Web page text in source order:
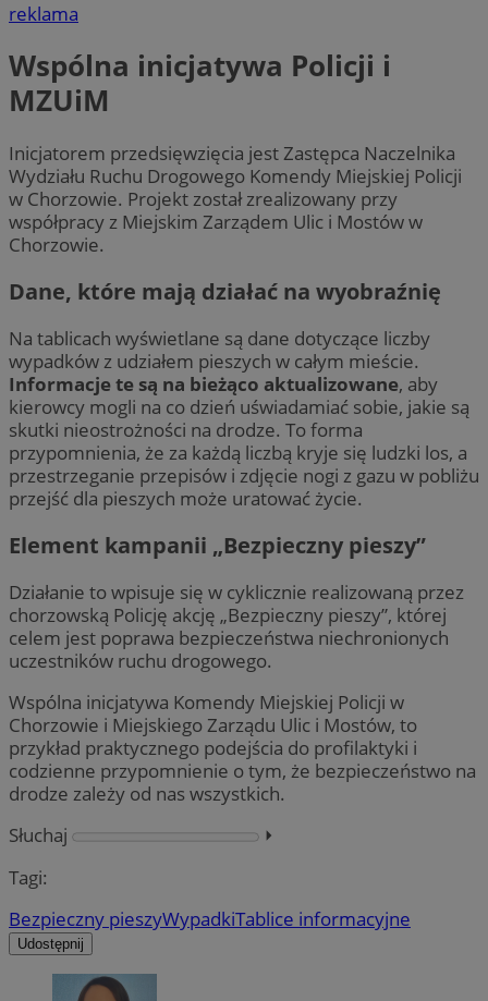
reklama
Wspólna inicjatywa Policji i
MZUiM
Inicjatorem przedsięwzięcia jest Zastępca Naczelnika
Wydziału Ruchu Drogowego Komendy Miejskiej Policji
w Chorzowie. Projekt został zrealizowany przy
współpracy z Miejskim Zarządem Ulic i Mostów w
Chorzowie.
Dane, które mają działać na wyobraźnię
Na tablicach wyświetlane są dane dotyczące liczby
wypadków z udziałem pieszych w całym mieście.
Informacje te są na bieżąco aktualizowane, aby
kierowcy mogli na co dzień uświadamiać sobie, jakie są
skutki nieostrożności na drodze. To forma
przypomnienia, że za każdą liczbą kryje się ludzki los, a
przestrzeganie przepisów i zdjęcie nogi z gazu w pobliżu
przejść dla pieszych może uratować życie.
Element kampanii „Bezpieczny pieszy”
Działanie to wpisuje się w cyklicznie realizowaną przez
chorzowską Policję akcję „Bezpieczny pieszy”, której
celem jest poprawa bezpieczeństwa niechronionych
uczestników ruchu drogowego.
Wspólna inicjatywa Komendy Miejskiej Policji w
Chorzowie i Miejskiego Zarządu Ulic i Mostów, to
przykład praktycznego podejścia do profilaktyki i
codzienne przypomnienie o tym, że bezpieczeństwo na
drodze zależy od nas wszystkich.
Słuchaj
⏵︎
Tagi:
Bezpieczny pieszyWypadkiTablice informacyjne
Udostępnij